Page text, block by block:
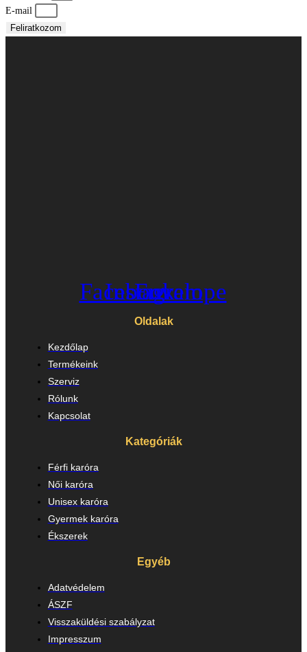
E-mail
Feliratkozom
Facebook
Instagram
Envelope
Oldalak
Kezdőlap
Termékeink
Szerviz
Rólunk
Kapcsolat
Kategóriák
Férfi karóra
Női karóra
Unisex karóra
Gyermek karóra
Ékszerek
Egyéb
Adatvédelem
ÁSZF
Visszaküldési szabályzat
Impresszum